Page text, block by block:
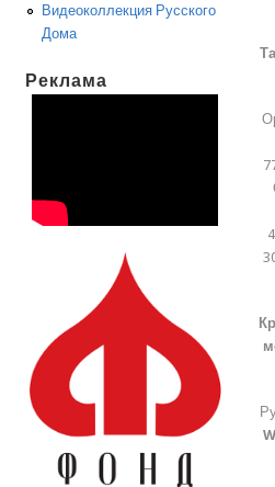
Видеоколлекция Русского
Дома
Реклама